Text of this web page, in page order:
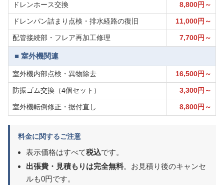
ドレンホース交換 8,800円～
ドレンパン詰まり点検・排水経路の復旧 11,000円～
配管接続部・フレア再加工修理 7,700円～
■ 室外機関連
室外機内部点検・異物除去 16,500円～
防振ゴム交換（4個セット） 3,300円～
室外機転倒修正・据付直し 8,800円～
料金に関するご注意
表示価格はすべて税込です。
出張費・見積もりは完全無料。お見積り後のキャンセ
ルも0円です。